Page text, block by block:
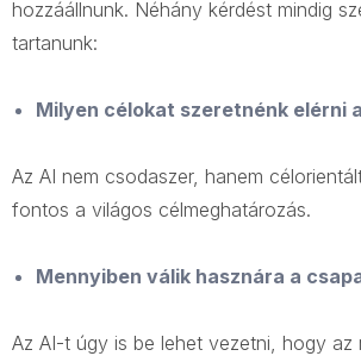
hozzáállnunk. Néhány kérdést mindig
tartanunk:
Milyen célokat szeretnénk elérni
Az AI nem csodaszer, hanem
fontos a világos célmeghatározás.
Mennyiben válik hasznára a
Az AI-t úgy is be lehet vezetni, hogy az